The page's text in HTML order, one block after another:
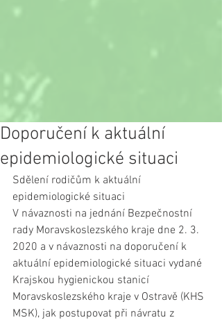
Doporučení k aktuální
epidemiologické situaci
Sdělení rodičům k aktuální
epidemiologické situaci
V návaznosti na jednání Bezpečnostní
rady Moravskoslezského kraje dne 2. 3.
2020 a v návaznosti na doporučení k
aktuální epidemiologické situaci vydané
Krajskou hygienickou stanicí
Moravskoslezského kraje v Ostravě (KHS
MSK), jak postupovat při návratu z